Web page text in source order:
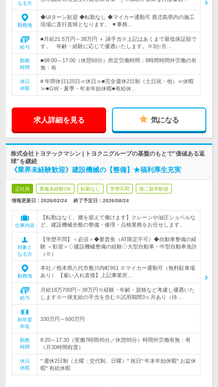
なる方
勤務地
◆UIターン歓迎 ◆転勤なし ◆マイカー通勤可 鹿児島県内の施工
現場に直行直帰となります。 ▼事務…
給与
■月給21.5万円～38万円 ＋ 諸手当※上記はあくまで最低保証額で
す。 年齢・経験に応じて優遇いたします。※3か月…
勤務
時間
■08:00～17:00（休憩60分）所定労働時間：8時間時間外労働の有
無：有
休日
休暇
# 年間休日125日≪休日≫■完全週休2日制（土日祝・他）≪休暇
≫■GW・夏季・年末年始休暇■有給休…
求人詳細を見る 気になる
株式会社トヨテックマシン | トヨクニグループの基盤のもとで"価値ある返
球"を継続
《業界未経験歓迎》建設機械の【整備】★福利厚生充実
正社員 業種未経験OK 転勤なし 学歴不問 第二新卒歓迎
情報更新日：2026/02/24 終了予定日： 2026/08/24
仕事内容
【転勤はなく、腰を据えて働けます】クレーンや油圧ショベルな
ど、建設機械全般の整備・修理・点検業務をお任せします。
対象と
なる方
【学歴不問】＜必須＞◆要普免（AT限定不可）◆自動車整備の経
験 ＜歓迎＞◇建設機械整備の経験◇大型自動車・中型自動車免許
（※）
勤務地
本社／熊本県八代市敷川内町951 ※マイカー通勤可（無料駐車場
あり） 【雇い入れ直後】上記事業所…
給与
月給18万700円～38万円※経験・年齢・資格など考慮し優遇いた
します※一律支給の手当を含む※試用期間3ヶ月あり（待…
初年度
年収
330万円～600万円
勤務
時間
8:20～17:30（実働7時間45分／休憩85分）時間外労働有無：有
（月30時間程度）
休日
休暇
* 週休2日制（土曜：交代制、日曜）* 祝日* 年末年始休暇* お盆休
暇* 有給休暇